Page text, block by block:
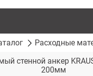
Расходные
стенной анкер
200мм